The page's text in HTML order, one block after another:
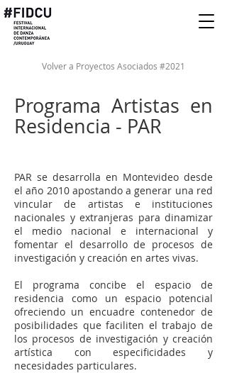
Volver a Proyectos Asociados #2021
​Programa Artistas en
Residencia - PAR
PAR se desarrolla en Montevideo desde
el año 2010 apostando a generar una red
vincular de artistas e instituciones
nacionales y extranjeras para dinamizar
el medio nacional e internacional y
fomentar el desarrollo de procesos de
investigación y creación en artes vivas.
El programa concibe el espacio de
residencia como un espacio potencial
ofreciendo un encuadre contenedor de
posibilidades que faciliten el trabajo de
los procesos de investigación y creación
artística con especificidades y
necesidades particulares.